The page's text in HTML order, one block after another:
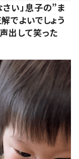
い」息子の”ま
でよいでしょう
出して笑った